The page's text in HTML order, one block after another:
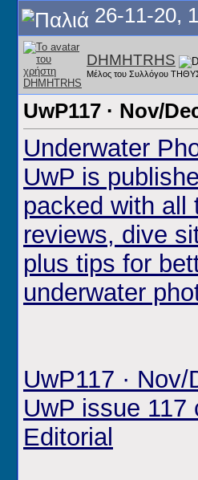
26-11-20,
DHMHTRHS
Μέλος του Συλλόγου
UwP117 · Nov/
Underwater
UwP is
packed with all
reviews, dive
plus tips for
underwater
UwP117 ·
UwP issue 117
Editorial